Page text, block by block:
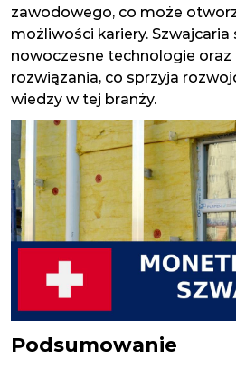
zawodowego, co może
możliwości kariery. Szwajcaria
nowoczesne technologie oraz
rozwiązania, co sprzyja
wiedzy w tej branży.
Podsumowanie